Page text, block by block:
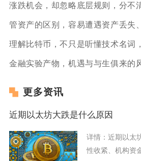
涨跌机会，却忽略底层规则，分不
管资产的区别，容易遭遇资产丢失
理解比特币，不只是听懂技术名词
金融实验产物，机遇与与生俱来的
更多资讯
近期以太坊大跌是什么原因
详情： 近期以太
性收紧、机构资